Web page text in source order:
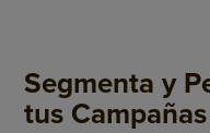
Segmenta y
tus Campañas